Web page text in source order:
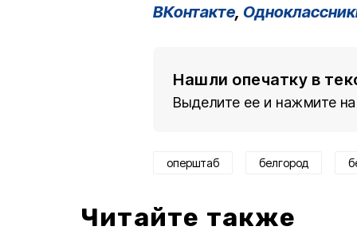
ВКонтакте,
Нашли опечатку в
Выделите ее и нажмите на
оперштаб белгород
Читайте также